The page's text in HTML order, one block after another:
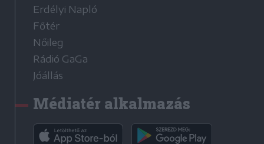
Erdélyi Napló
Főtér
Nőileg
Rádió GaGa
Jóállás
Médiatér alkalmazás